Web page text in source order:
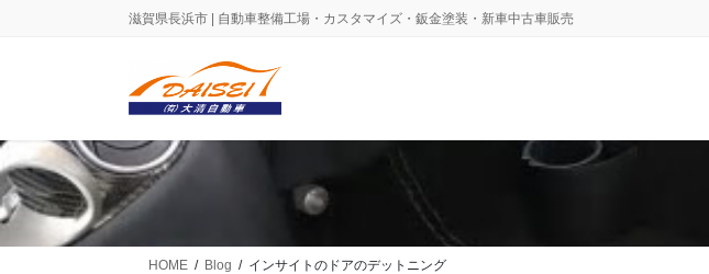
に
移
動
ョ
ン
に
移
動
滋賀県長浜市 | 自動車整備工場・カスタマイズ・鈑金塗装・新車中古車販売
HOME Blog インサイトのドアのデットニング